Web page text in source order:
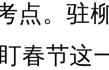
点。驻
春节这